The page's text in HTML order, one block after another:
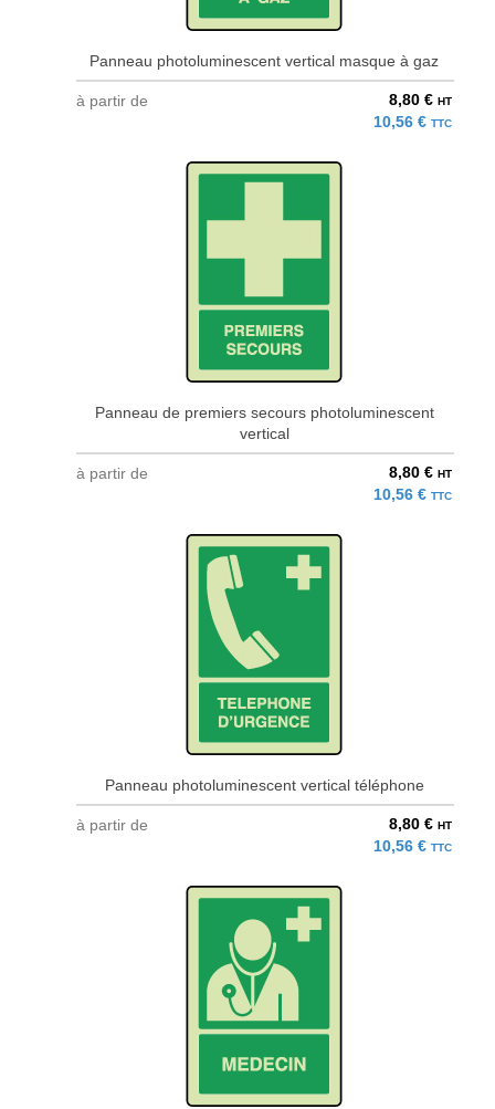
Panneau photoluminescent vertical masque à gaz
à partir de 8,80 € HT
10,56 € TTC
Panneau de premiers secours photoluminescent
vertical
à partir de 8,80 € HT
10,56 € TTC
Panneau photoluminescent vertical téléphone
à partir de 8,80 € HT
10,56 € TTC